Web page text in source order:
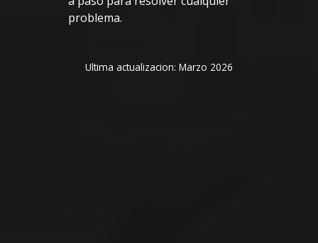
problema.
Ultima actualizacion: Marzo 2026